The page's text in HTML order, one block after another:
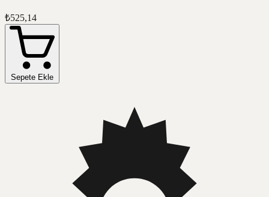
₺525,14
Sepete Ekle